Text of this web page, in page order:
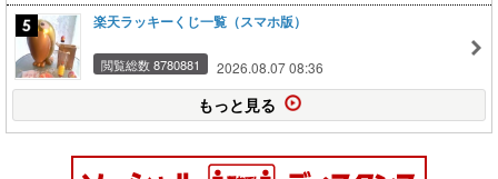
楽天ラッキーくじ一覧（スマホ版）
閲覧総数 8780881 2026.08.07 08:36
もっと見る